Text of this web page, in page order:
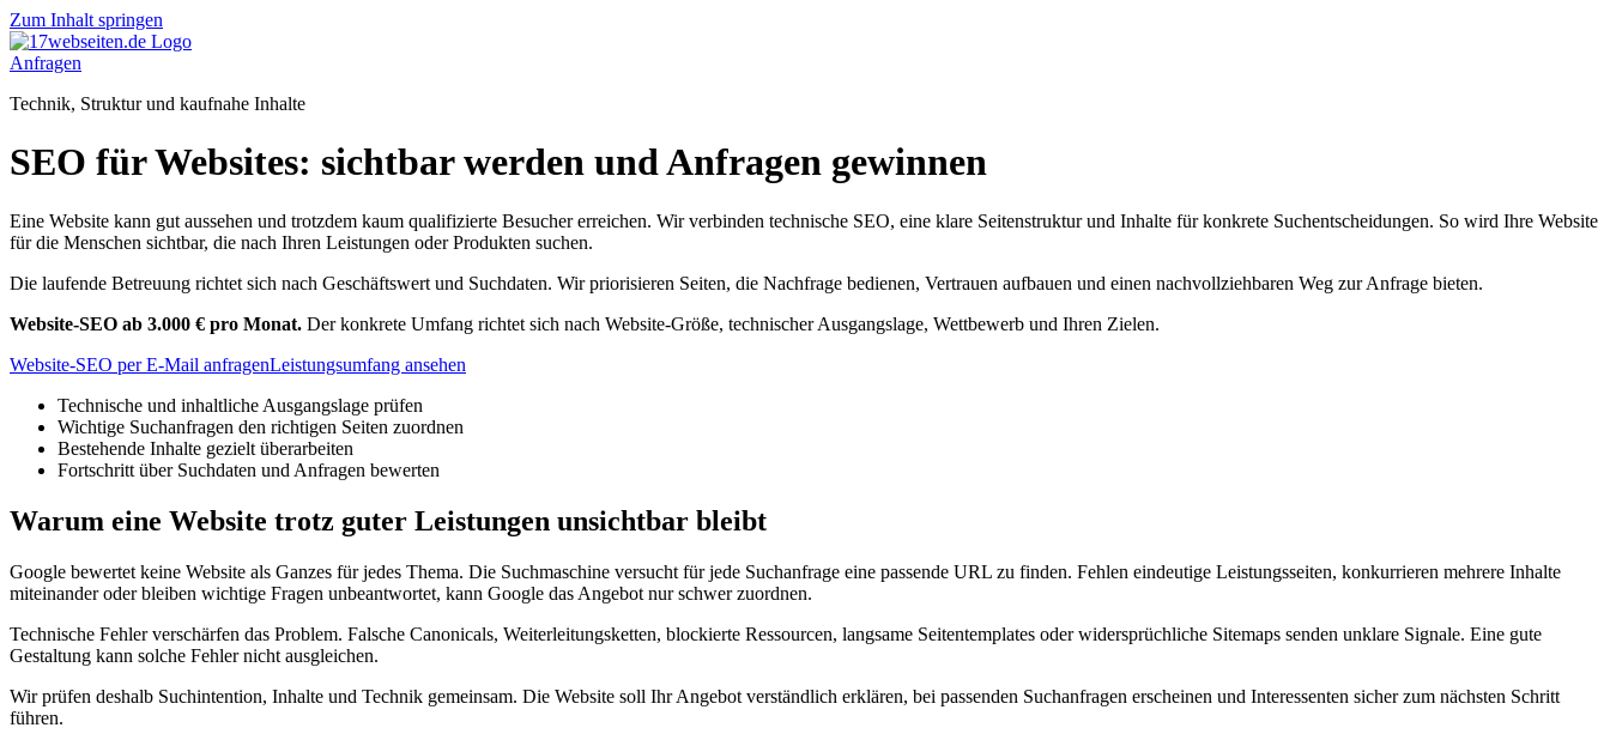
Zum Inhalt springen
Anfragen
Technik, Struktur und kaufnahe Inhalte
SEO für Websites: sichtbar werden und Anfragen gewinnen
Eine Website kann gut aussehen und trotzdem kaum qualifizierte Besucher erreichen. Wir verbinden technische SEO, eine klare Seitenstruktur und Inhalte für konkrete Suchentscheidungen. So wird Ihre Website
für die Menschen sichtbar, die nach Ihren Leistungen oder Produkten suchen.
Die laufende Betreuung richtet sich nach Geschäftswert und Suchdaten. Wir priorisieren Seiten, die Nachfrage bedienen, Vertrauen aufbauen und einen nachvollziehbaren Weg zur Anfrage bieten.
Website-SEO ab 3.000 € pro Monat. Der konkrete Umfang richtet sich nach Website-Größe, technischer Ausgangslage, Wettbewerb und Ihren Zielen.
Website-SEO per E-Mail anfragenLeistungsumfang ansehen
Technische und inhaltliche Ausgangslage prüfen
Wichtige Suchanfragen den richtigen Seiten zuordnen
Bestehende Inhalte gezielt überarbeiten
Fortschritt über Suchdaten und Anfragen bewerten
Warum eine Website trotz guter Leistungen unsichtbar bleibt
Google bewertet keine Website als Ganzes für jedes Thema. Die Suchmaschine versucht für jede Suchanfrage eine passende URL zu finden. Fehlen eindeutige Leistungsseiten, konkurrieren mehrere Inhalte
miteinander oder bleiben wichtige Fragen unbeantwortet, kann Google das Angebot nur schwer zuordnen.
Technische Fehler verschärfen das Problem. Falsche Canonicals, Weiterleitungsketten, blockierte Ressourcen, langsame Seitentemplates oder widersprüchliche Sitemaps senden unklare Signale. Eine gute
Gestaltung kann solche Fehler nicht ausgleichen.
Wir prüfen deshalb Suchintention, Inhalte und Technik gemeinsam. Die Website soll Ihr Angebot verständlich erklären, bei passenden Suchanfragen erscheinen und Interessenten sicher zum nächsten Schritt
führen.